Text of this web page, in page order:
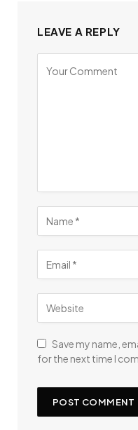
LEAVE A REPLY
Save my name,
for the next time I